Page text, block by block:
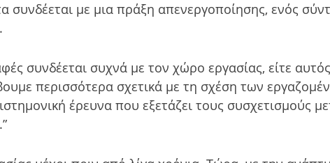
συνδέεται με μια πράξη απενεργοποίησης, ενός
συνδέεται συχνά με τον χώρο εργασίας, είτε
περισσότερα σχετικά με τη σχέση των
έρευνα που εξετάζει τους συσχετισμούς